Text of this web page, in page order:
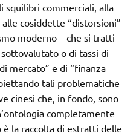
squilibri commerciali, alla
cosiddette “distorsioni”
moderno – che si tratti
o di tassi di
mercato” e di “finanza
tali problematiche
cinesi che, in fondo, sono
completamente
la raccolta di estratti delle